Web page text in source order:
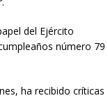
del Ejército
número 79
ha recibido críticas